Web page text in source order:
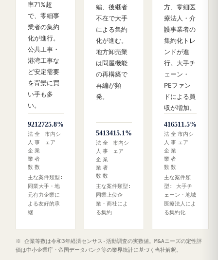
率71%超
で、零細事
業者の集約
化が進行。
公共工事・
港湾工事な
ど安定需要
を背景に買
い手も多
い。
92
法
人
企
業
数
127
全
事
業
者
数
25.8%
市内シ
ェア
主な案件類型:
同業大手・地
元有力企業に
よる友好的承
継
編、後継者
不在で大手
による集約
化が進む。
地方卸売業
は問屋機能
の再構築で
再編が頻
発。
54
法
人
企
業
数
134
全
事
業
者
数
15.1%
市内シ
ェア
主な案件類型:
同業上位企
業・商社によ
る集約
方、零細医
療法人・介
護事業者の
集約化トレ
ンドが進
行。大手チ
ェーン・
PEファン
ドによる買
収が増加。
41
法
人
企
業
数
65
全
事
業
者
数
11.5%
市内シ
ェア
主な案件類
型: 大手チ
ェーン・地域
医療法人によ
る集約化
※ 企業等数は令和3年経済センサス‐活動調査の実数値。M&Aニーズの定性評
価は中小企業庁・帝国データバンク等の業界統計に基づく当社解釈。